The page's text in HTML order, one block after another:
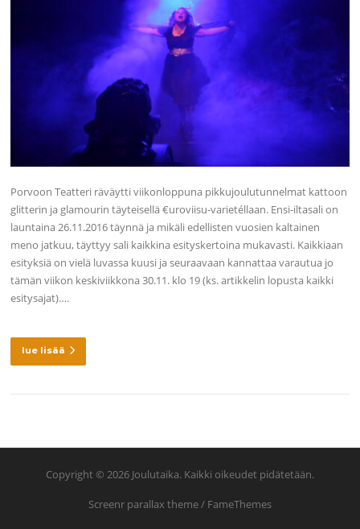
Porvoon Teatteri räväytti viikonloppuna pikkujoulutunnelmat kattoon
glitterin ja glamourin täyteisellä €uroviisu-varietéllaan. Ensi-iltasali on
launtaina 26.11.2016 täynnä ja mikäli edellisten vuosien kaltainen
meno jatkuu, täyttyy sali kaikkina esityskertoina mukavasti. Kaikkiaan
esityksiä on vielä luvassa kuusi ja seuraavaan kannattaa varautua jo
tämän viikon keskiviikkona 30.11. klo 19 (ks. artikkelin lopusta kaikki
esitysajat)….
lue lisää
Copyright © 2026 Joulutaika. Kaikki oikeudet pidätetään.
Screenr parallax theme/ FameThemes